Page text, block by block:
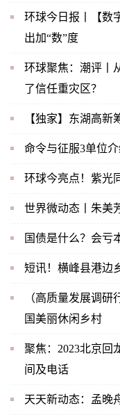
环球今日报丨【数
出加“数”度
环球聚焦：潮评丨
了信任重灾区？
【独家】东湖高新
命令与征服3单位
环球今亮点！紫光
世界微动态丨朱美
国债是什么？会亏
短讯！横峰县港边
（高质量发展调研
国美丽休闲乡村
聚焦：2023北京回
间及电话
天天新动态：孟晚